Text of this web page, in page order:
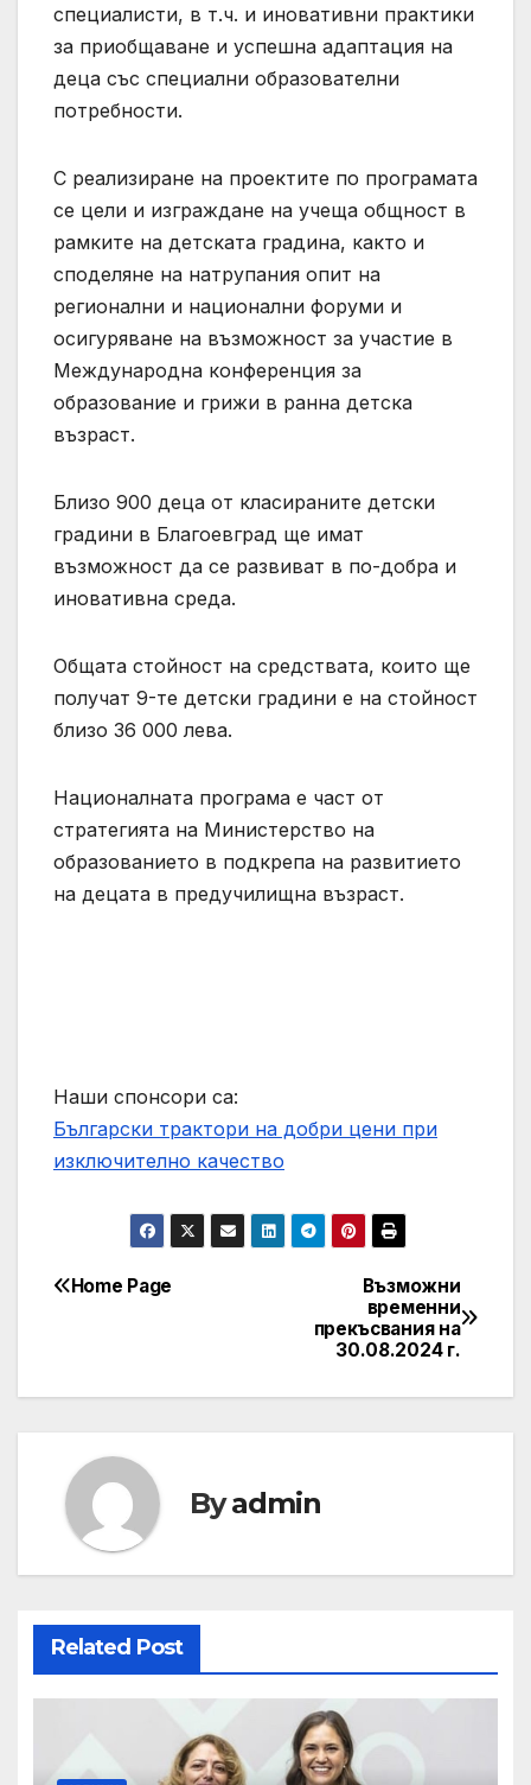
специалисти, в т.ч. и иновативни практики
за приобщаване и успешна адаптация на
деца със специални образователни
потребности.
С реализиране на проектите по програмата
се цели и изграждане на учеща общност в
рамките на детската градина, както и
споделяне на натрупания опит на
регионални и национални форуми и
осигуряване на възможност за участие в
Международна конференция за
образование и грижи в ранна детска
възраст.
Близо 900 деца от класираните детски
градини в Благоевград ще имат
възможност да се развиват в по-добра и
иновативна среда.
Общата стойност на средствата, които ще
получат 9-те детски градини е на стойност
близо 36 000 лева.
Националната програма е част от
стратегията на Министерство на
образованието в подкрепа на развитието
на децата в предучилищна възраст.
Наши спонсори са:
Български трактори на добри цени при
изключително качество
Post
Възможни
временни
прекъсвания на
30.08.2024 г.
Home Page
Byadmin
Related Post